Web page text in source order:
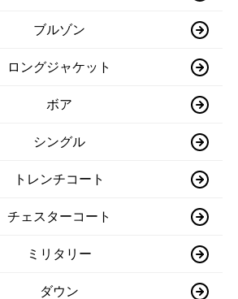
ブルゾン
ロングジャケット
ボア
シングル
トレンチコート
チェスターコート
ミリタリー
ダウン